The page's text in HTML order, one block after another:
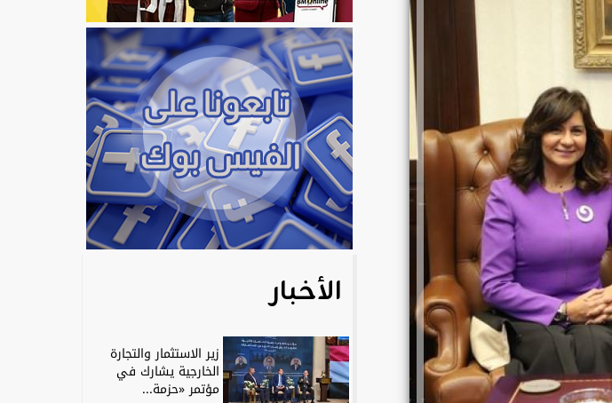
الأخبار
زير الاستثمار والتجارة
الخارجية يشارك في
مؤتمر «حزمة...